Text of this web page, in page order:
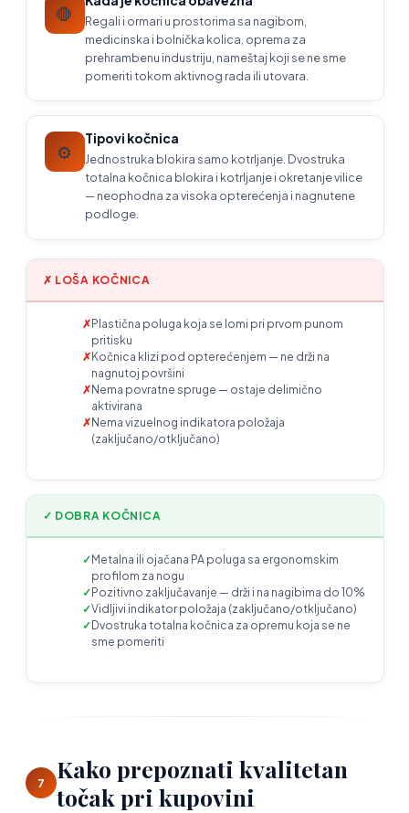
🛑
Regali i ormari u prostorima sa nagibom,
medicinska i bolnička kolica, oprema za
prehrambenu industriju, nameštaj koji se ne sme
pomeriti tokom aktivnog rada ili utovara.
⚙️
Tipovi kočnica
Jednostruka blokira samo kotrljanje. Dvostruka
totalna kočnica blokira i kotrljanje i okretanje vilice
— neophodna za visoka opterećenja i nagnutene
podloge.
✗ LOŠA KOČNICA
Plastična poluga koja se lomi pri prvom punom
pritisku
Kočnica klizi pod opterećenjem — ne drži na
nagnutoj površini
Nema povratne spruge — ostaje delimično
aktivirana
Nema vizuelnog indikatora položaja
(zaključano/otključano)
✓ DOBRA KOČNICA
Metalna ili ojačana PA poluga sa ergonomskim
profilom za nogu
Pozitivno zaključavanje — drži i na nagibima do 10%
Vidljivi indikator položaja (zaključano/otključano)
Dvostruka totalna kočnica za opremu koja se ne
sme pomeriti
7
Kako prepoznati kvalitetan
točak pri kupovini